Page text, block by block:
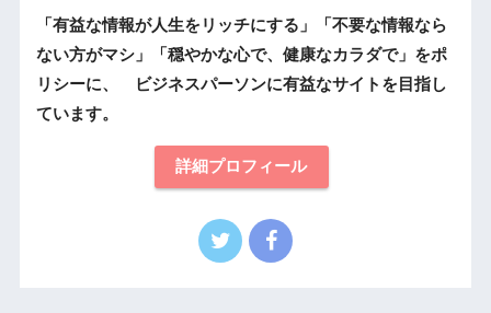
「有益な情報が人生をリッチにする」「不要な情報なら
ない方がマシ」「穏やかな心で、健康なカラダで」をポ
リシーに、 ビジネスパーソンに有益なサイトを目指し
ています。
詳細プロフィール